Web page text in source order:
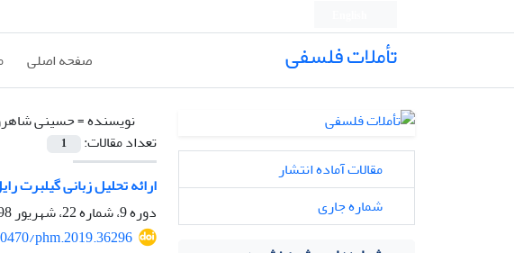
تأملات فلسفی صفحه اصلی
نویسنده =حسینی
تعداد مقالات:
1
ارائه تحلیل زبانی گیلبرت
دوره 9، شماره 22، شهریور 1398، صفحه
phm.2019.36296
مقالات آماده انتشار
شماره جاری